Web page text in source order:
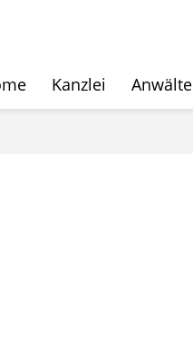
Kanzlei Anwälte